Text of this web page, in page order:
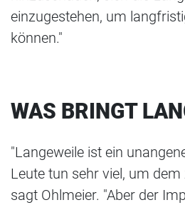
einzugestehen, um
können."
WAS BRINGT
"Langeweile ist ein
Leute tun sehr viel, um
sagt Ohlmeier. "Aber der